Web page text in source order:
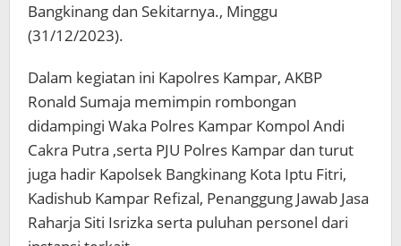
Bangkinang dan Sekitarnya., Minggu
(31/12/2023).
Dalam kegiatan ini Kapolres Kampar, AKBP
Ronald Sumaja memimpin rombongan
didampingi Waka Polres Kampar Kompol Andi
Cakra Putra ,serta PJU Polres Kampar dan turut
juga hadir Kapolsek Bangkinang Kota Iptu Fitri,
Kadishub Kampar Refizal, Penanggung Jawab Jasa
Raharja Siti Isrizka serta puluhan personel dari